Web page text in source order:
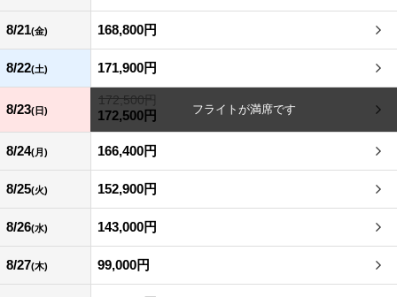
8/21(金) 168,800円
8/22(土) 171,900円
8/23(日)
172,500円
172,500円
8/24(月) 166,400円
8/25(火) 152,900円
8/26(水) 143,000円
8/27(木) 99,000円